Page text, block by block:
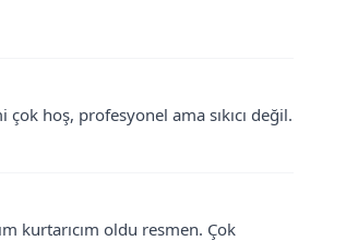
hoş, profesyonel ama sıkıcı değil.
kurtarıcım oldu resmen. Çok